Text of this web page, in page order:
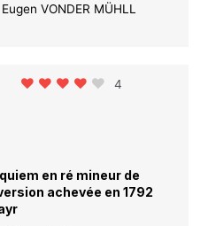
Eugen VONDER MÜHLL
4
en ré mineur de
achevée en 1792